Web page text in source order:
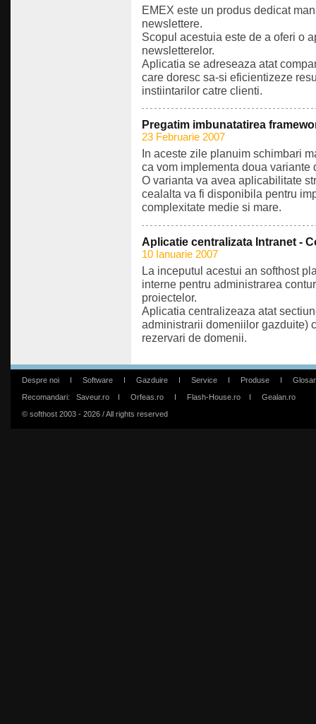
EMEX este un produs dedicat
newslettere.
Scopul acestuia este de a oferi o
newsletterelor.
Aplicatia se adreseaza atat
care doresc sa-si eficientizeze
instiintarilor catre clienti.
Pregatim imbunatatirea
23 Februarie 2007
In aceste zile planuim schimbari
ca vom implementa doua
O varianta va avea aplicabilitate
cealalta va fi disponibila pentru
complexitate medie si mare.
Aplicatie centralizata Intranet -
10 Ianuarie 2007
La inceputul acestui an softhost
interne pentru administrarea
proiectelor.
Aplicatia centralizeaza atat
administrarii domeniilor gazduite)
rezervari de domenii.
Despre noi I Software I Gazduire I Service I Produse I
Glosar
Recomandari: Saveur.ro I Orfeas.ro I Flash-House.ro I
Gealan.ro
© softhost 2003 - 2026 / All rights reserved